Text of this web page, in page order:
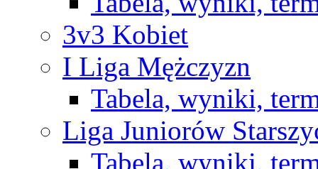
3v3 Kobiet
I Liga Mężczyzn
Tabela, wyniki,
Liga Juniorów
Tabela, wyniki,